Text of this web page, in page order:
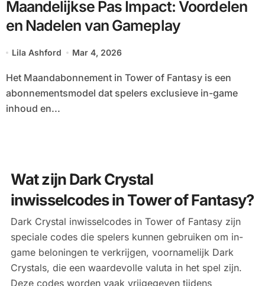
Maandelijkse Pas Impact: Voordelen
en Nadelen van Gameplay
Lila Ashford Mar 4, 2026
Het Maandabonnement in Tower of Fantasy is een
abonnementsmodel dat spelers exclusieve in-game
inhoud en...
Wat zijn Dark Crystal
inwisselcodes in Tower of Fantasy?
Dark Crystal inwisselcodes in Tower of Fantasy zijn
speciale codes die spelers kunnen gebruiken om in-
game beloningen te verkrijgen, voornamelijk Dark
Crystals, die een waardevolle valuta in het spel zijn.
Deze codes worden vaak vrijgegeven tijdens